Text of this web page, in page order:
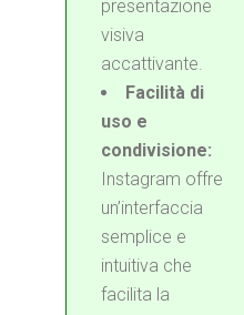
presentazione
visiva
accattivante.
Facilità di
uso e
condivisione:
Instagram offre
un’interfaccia
semplice e
intuitiva che
facilita la